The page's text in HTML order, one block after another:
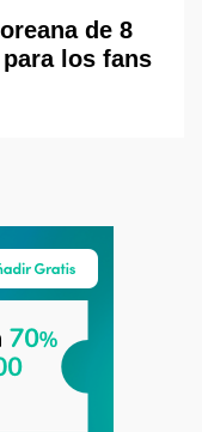
de 8
los fans